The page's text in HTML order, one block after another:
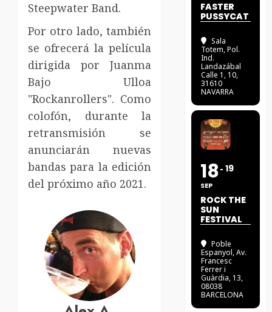
Steepwater Band.
Por otro lado, también
se ofrecerá la película
dirigida por Juanma
Bajo Ulloa
"Rockanrollers". Como
colofón, durante la
retransmisión se
anunciarán nuevas
bandas para la edición
del próximo año 2021.
FASTER
PUSSYCAT
Sala
Totem, Pol.
Ind.
Landazábal
Calle 1, 10,
31610
NAVARRA
18
SEP
19
ROCK THE
SUN
FESTIVAL
Poble
Espanyol, Av.
Francesc
Ferrer i
Guàrdia, 13,
08038
BARCELONA